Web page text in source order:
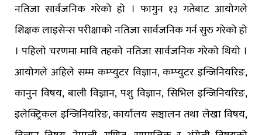
नतिजा सार्वजनिक गरेको हो । फागुन १३ गतेबाट आयोगले
शिक्षक लाइसेन्स परीक्षाको नतिजा सार्वजनिक गर्न सुरु गरेको हो
। पहिलो चरणमा मावि तहको नतिजा सार्वजनिक गरेको थियो ।
आयोगले अहिले सम्म कम्प्युटर विज्ञान, कम्प्युटर इन्जिनियरिङ,
कानुन विषय, बाली विज्ञान, पशु विज्ञान, सिभिल इन्जिनियरिङ,
इलेक्ट्रिकल इन्जिनियरिङ, कार्यालय सञ्चालन तथा लेखा विषय,